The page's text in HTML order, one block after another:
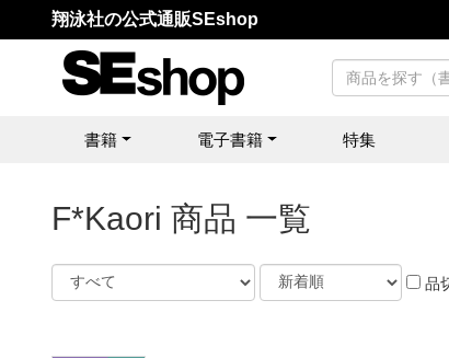
翔泳社の公式通販SEshop
書籍 電子書籍 特集
F*Kaori 商品 一覧
品